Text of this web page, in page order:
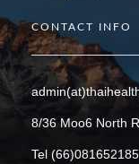
CONTACT INFO
8/36 Moo6 North
Tel